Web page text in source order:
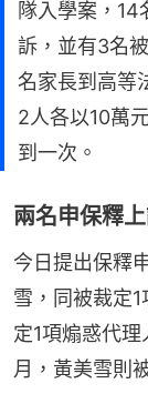
隊入學案，14
訴，並有3名
名家長到高等
2人各以10萬
到一次。
兩名申保釋
今日提出保釋
雪，同被裁定
定1項煽惑代
月，黃美雪則